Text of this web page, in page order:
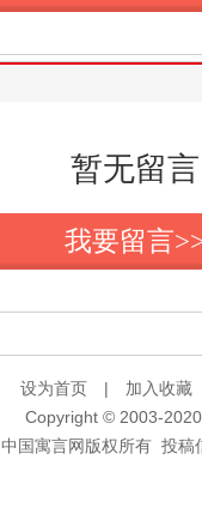
暂无留言
我要留言
设为首页 | 加入收藏
Copyright © 2003-
中国寓言网版权所有 投